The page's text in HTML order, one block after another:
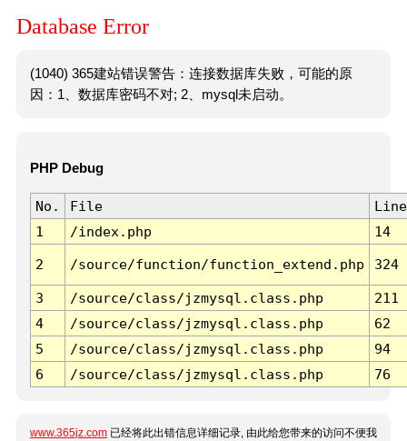
Database Error
(1040) 365建站错误警告：连接数据库失败，可能的原
因：1、数据库密码不对; 2、mysql未启动。
PHP Debug
No. File
Line
1
/index.php 14
2 /source/function/function_extend.php 324
3 /source/class/jzmysql.class.php
211
4
/source/class/jzmysql.class.php
62
5
/source/class/jzmysql.class.php
94
6
/source/class/jzmysql.class.php 76
www.365jz.com 已经将此出错信息详细记录, 由此给您带来的访问不便我